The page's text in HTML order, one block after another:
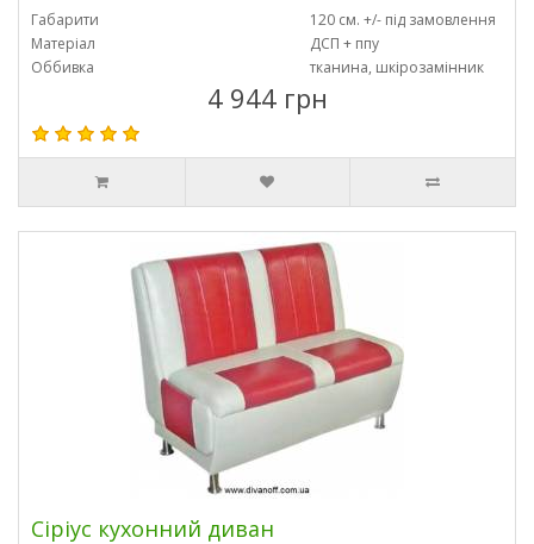
Габарити
120 см. +/- під замовлення
Матеріал
ДСП + ппу
Оббивка
тканина, шкірозамінник
4 944 грн
Сіріус кухонний диван